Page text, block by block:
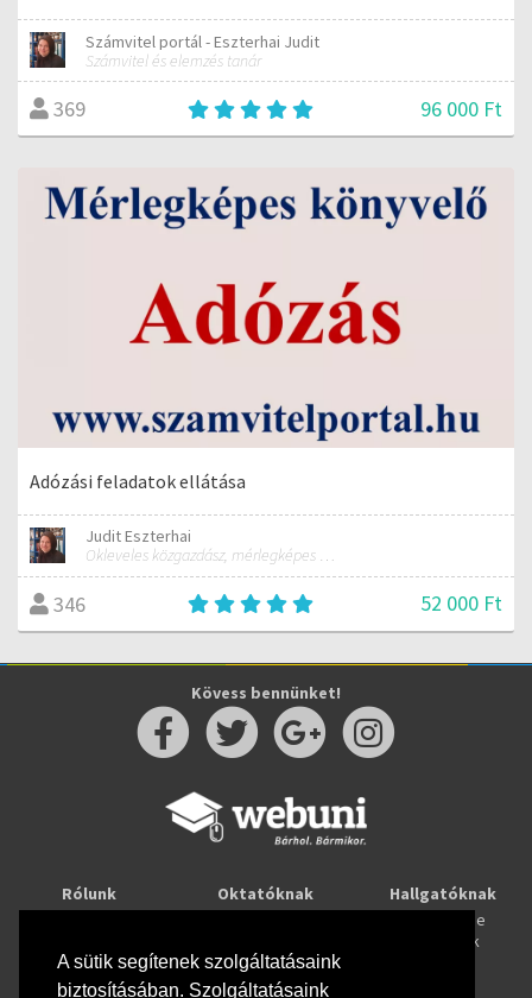
A sütik segítenek szolgáltatásaink
biztosításában. Szolgáltatásaink
Számvitel portál - Eszterhai Judit
Számvitel és elemzés tanár
369 96 000 Ft
Adózási feladatok ellátása
Judit Eszterhai
Okleveles közgazdász, mérlegképes könyvelő, Számvitel és elemzés tanár
346 52 000 Ft
Kövess bennünket!
Rólunk
Oktatóknak
Webuni Stúdió
Hallgatóknak
Tanulj online
Képzések